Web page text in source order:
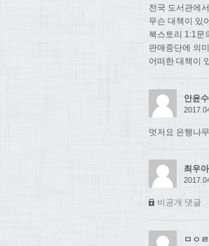
전국 도서관에
무슨 대책이 있
북스토리 1:1문
판매중단에 의
어떠한 대책이
안윤수
멋저요 은행나
최우아
비공개 댓글
ㅁㅇㄹ